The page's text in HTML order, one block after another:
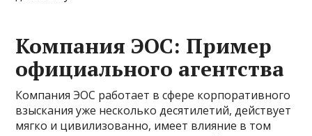
Компания ЭОС: Пример
официального агентства
Компания ЭОС работает в сфере корпоративного
взыскания уже несколько десятилетий, действует
мягко и цивилизованно, имеет влияние в том